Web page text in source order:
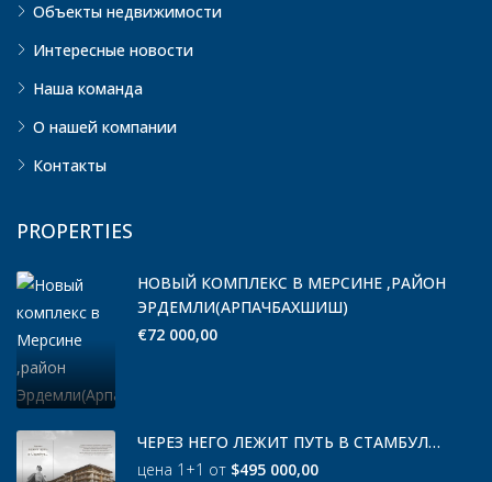
Объекты недвижимости
Интересные новости
Наша команда
О нашей компании
Контакты
PROPERTIES
НОВЫЙ КОМПЛЕКС В МЕРСИНЕ ,РАЙОН
ЭРДЕМЛИ(АРПАЧБАХШИШ)
€72 000,00
ЧЕРЕЗ НЕГО ЛЕЖИТ ПУТЬ В СТАМБУЛ…
цена 1+1 от $495 000,00